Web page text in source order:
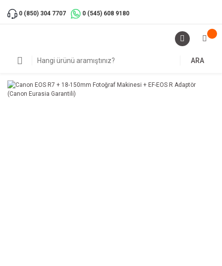
0 (850) 304 7707 0 (545) 608 9180
ARA